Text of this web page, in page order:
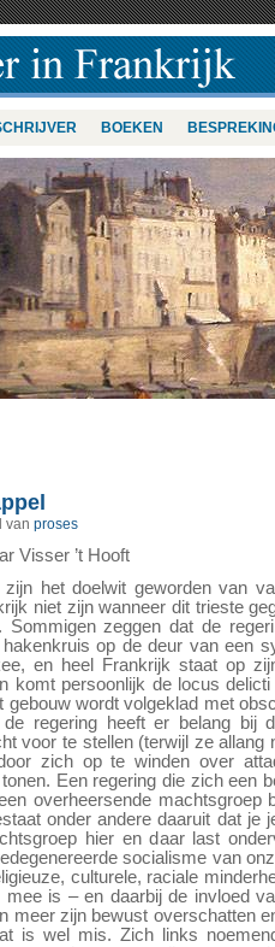
BOEKEN
van proses
Visser ’t Hooft
het doelwit geworden van
niet zijn wanneer dit trieste
Sommigen zeggen dat de
hakenkruis op de deur van een
en heel Frankrijk staat op
komt persoonlijk de locus
gebouw wordt volgeklad met
regering heeft er belang bij
voor te stellen (terwijl ze allang
zich op te winden over
Een regering die zich een
overheersende machtsgroep
onder andere daaruit dat je
hier en daar last
socialisme van
culturele, raciale
mee is – en daarbij de invloed
meer zijn bewust overschatten
is wel mis. Zich links